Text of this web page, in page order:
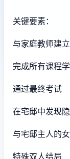
关键要素：
与家庭教师建
完成所有课程
通过最终考试
在宅邸中发现
与宅邸主人的
特殊双人结局